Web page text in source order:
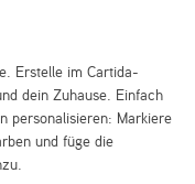
Erstelle im Cartida-
dein Zuhause. Einfach
personalisieren: Markiere
und füge die